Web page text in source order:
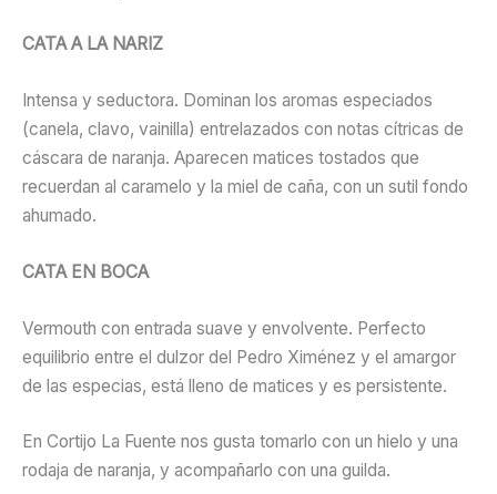
CATA A LA NARIZ
Intensa y seductora. Dominan los aromas especiados
(canela, clavo, vainilla) entrelazados con notas cítricas de
cáscara de naranja. Aparecen matices tostados que
recuerdan al caramelo y la miel de caña, con un sutil fondo
ahumado.
CATA EN BOCA
Vermouth con entrada suave y envolvente. Perfecto
equilibrio entre el dulzor del Pedro Ximénez y el amargor
de las especias, está lleno de matices y es persistente.
En Cortijo La Fuente nos gusta tomarlo con un hielo y una
rodaja de naranja, y acompañarlo con una guilda.